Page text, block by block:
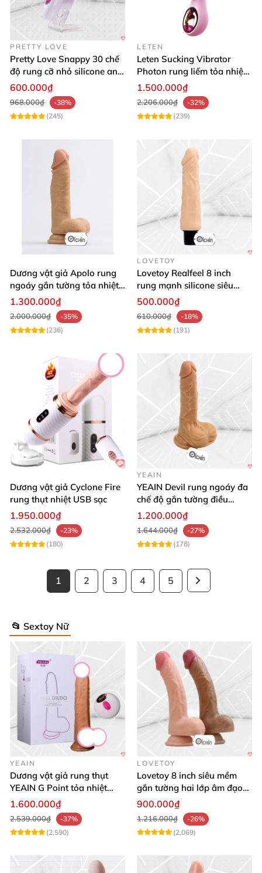
PRETTY LOVE
Pretty Love Snappy 30 chế
độ rung cỡ nhỏ silicone an
toàn pin AAA dễ dùng
600.000₫
968.000₫
-38%
(245)
LETEN
Leten Sucking Vibrator
Photon rung liếm tỏa nhiệt
pin sạc cao cấp
1.500.000₫
2.206.000₫
-32%
(239)
Dương vật giả Apolo rung
ngoáy gắn tường tỏa nhiệt
đa chế độ
1.300.000₫
2.000.000₫
-35%
(236)
LOVETOY
Lovetoy Realfeel 8 inch
rung mạnh silicone siêu
mềm
500.000₫
610.000₫
-18%
(191)
Dương vật giả Cyclone Fire
rung thụt nhiệt USB sạc
1.950.000₫
2.532.000₫
-23%
(180)
YEAIN
YEAIN Devil rung ngoáy đa
chế độ gắn tường điều
khiển từ xa tiện lợi
1.200.000₫
1.644.000₫
-27%
(178)
1 2 3 4 5
📂 Sextoy Nữ
YEAIN
Dương vật giả rung thụt
YEAIN G Point tỏa nhiệt
điều khiển từ xa
1.600.000₫
2.539.000₫
-37%
(2,590)
LOVETOY
Lovetoy 8 inch siêu mềm
gắn tường hai lớp âm đạo
giả chuẩn y tế
900.000₫
1.216.000₫
-26%
(2,069)